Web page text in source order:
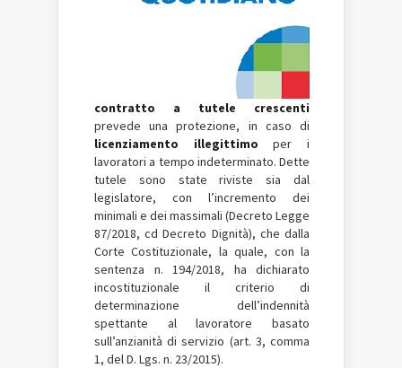
contratto a tutele crescenti
prevede una protezione, in caso di
licenziamento illegittimo per i
lavoratori a tempo indeterminato. Dette
tutele sono state riviste sia dal
legislatore, con l’incremento dei
minimali e dei massimali (Decreto Legge
87/2018, cd Decreto Dignità), che dalla
Corte Costituzionale, la quale, con la
sentenza n. 194/2018, ha dichiarato
incostituzionale il criterio di
determinazione dell’indennità
spettante al lavoratore basato
sull’anzianità di servizio (art. 3, comma
1, del D. Lgs. n. 23/2015).